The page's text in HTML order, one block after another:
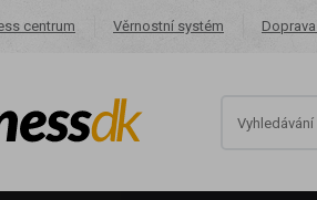
centrum Věrnostní systém